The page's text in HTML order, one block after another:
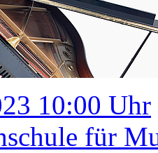
10:00 Uhr
für